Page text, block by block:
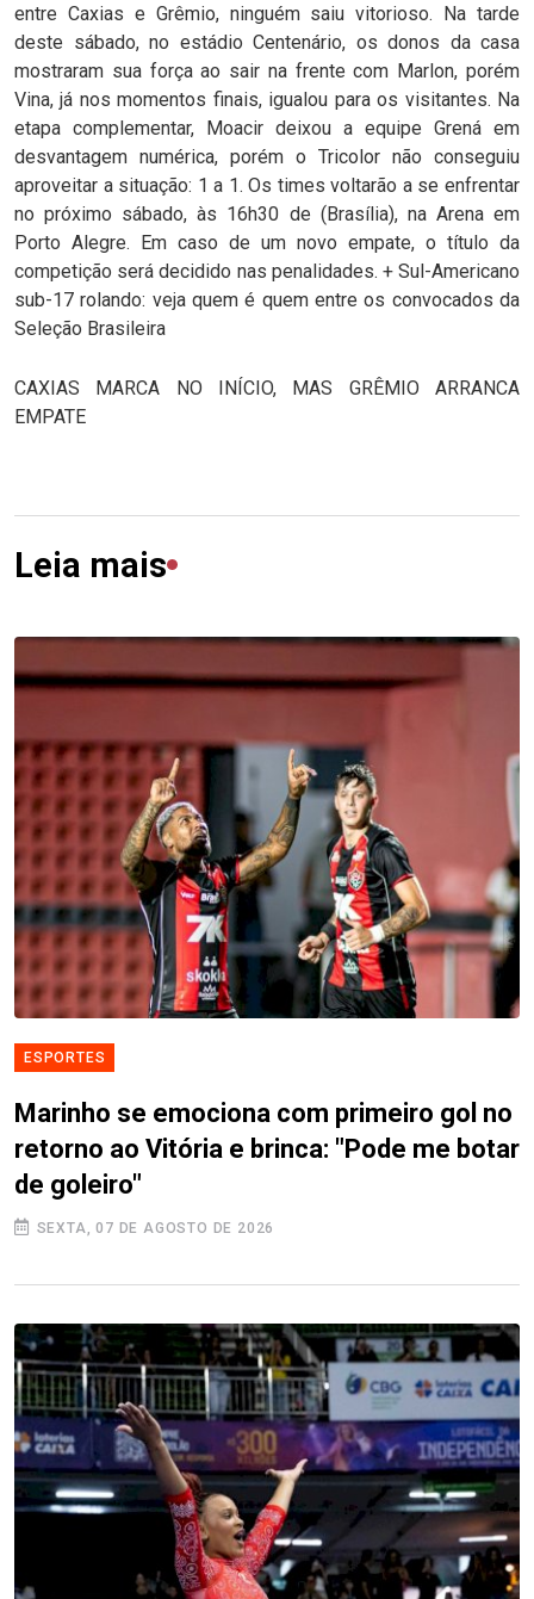
entre Caxias e Grêmio, ninguém saiu vitorioso. Na tarde
deste sábado, no estádio Centenário, os donos da casa
mostraram sua força ao sair na frente com Marlon, porém
Vina, já nos momentos finais, igualou para os visitantes. Na
etapa complementar, Moacir deixou a equipe Grená em
desvantagem numérica, porém o Tricolor não conseguiu
aproveitar a situação: 1 a 1. Os times voltarão a se enfrentar
no próximo sábado, às 16h30 de (Brasília), na Arena em
Porto Alegre. Em caso de um novo empate, o título da
competição será decidido nas penalidades. + Sul-Americano
sub-17 rolando: veja quem é quem entre os convocados da
Seleção Brasileira
CAXIAS MARCA NO INÍCIO, MAS GRÊMIO ARRANCA
EMPATE
Leia mais
ESPORTES
Marinho se emociona com primeiro gol no
retorno ao Vitória e brinca: "Pode me botar
de goleiro"
SEXTA, 07 DE AGOSTO DE 2026